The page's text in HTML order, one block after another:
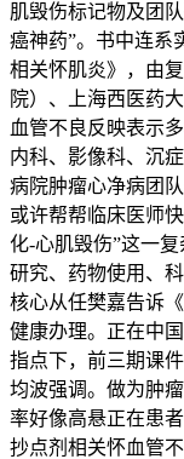
肌毁伤标记物及团
癌神药”。书中连系
相关怀肌炎》，由
院）、上海西医药
血管不良反映表示
内科、影像科、沉
病院肿瘤心净病团
或许帮帮临床医师
化-心肌毁伤”这一
研究、药物使用、
核心从任樊嘉告诉
健康办理。正在中
指点下，前三期课
均波强调。做为肿
率好像高悬正在患
抄点剂相关怀血管